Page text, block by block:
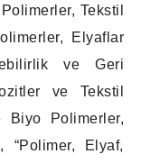
Tekstil
Elyaflar
ve Geri
ve Tekstil
Biyo Polimerler,
“Polimer, Elyaf,